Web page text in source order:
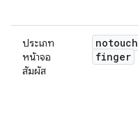
ประเภท
หน้าจอ
สัมผัส
notouch
finger